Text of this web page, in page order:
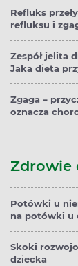
Refluks
refluksu i
Zespół jelita
Jaka dieta
Zgaga –
oznacza
Zdrowie
Potówki u
na potówki u
Skoki
dziecka